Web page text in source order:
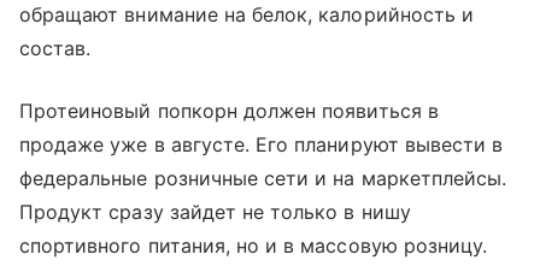
обращают внимание на белок, калорийность и
состав.
Протеиновый попкорн должен появиться в
продаже уже в августе. Его планируют вывести в
федеральные розничные сети и на маркетплейсы.
Продукт сразу зайдет не только в нишу
спортивного питания, но и в массовую розницу.